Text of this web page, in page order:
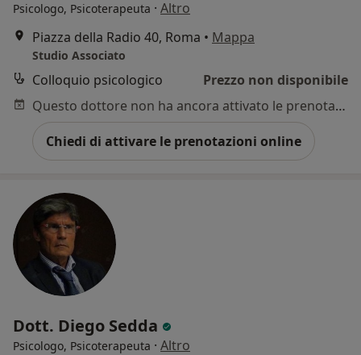
Psicologo, Psicoterapeuta · Altro
Piazza della Radio 40, Roma • Mappa
Studio Associato
Colloquio psicologico
Prezzo non disponibile
Questo dottore non ha ancora attivato le prenotazioni online presso questo indirizzo.
Chiedi di attivare le prenotazioni online
Dott. Diego Sedda
Psicologo, Psicoterapeuta · Altro